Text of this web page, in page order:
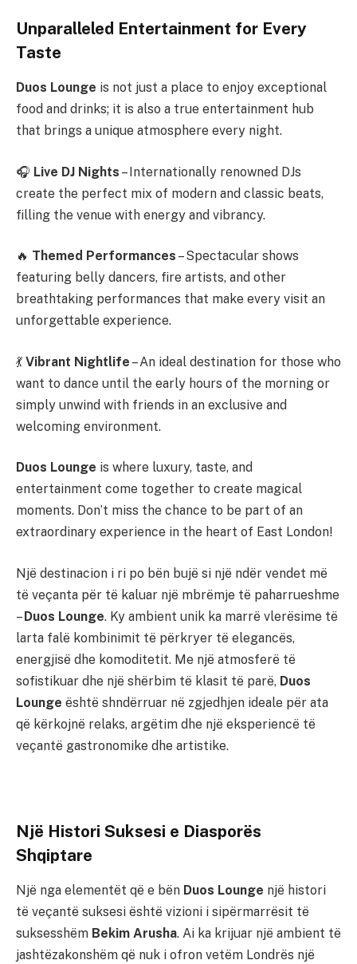
Unparalleled Entertainment for Every
Taste
Duos Lounge is not just a place to enjoy exceptional
food and drinks; it is also a true entertainment hub
that brings a unique atmosphere every night.
🎧 Live DJ Nights – Internationally renowned DJs
create the perfect mix of modern and classic beats,
filling the venue with energy and vibrancy.
🔥 Themed Performances – Spectacular shows
featuring belly dancers, fire artists, and other
breathtaking performances that make every visit an
unforgettable experience.
💃 Vibrant Nightlife – An ideal destination for those who
want to dance until the early hours of the morning or
simply unwind with friends in an exclusive and
welcoming environment.
Duos Lounge is where luxury, taste, and
entertainment come together to create magical
moments. Don’t miss the chance to be part of an
extraordinary experience in the heart of East London!
Një destinacion i ri po bën bujë si një ndër vendet më
të veçanta për të kaluar një mbrëmje të paharrueshme
–Duos Lounge. Ky ambient unik ka marrë vlerësime të
larta falë kombinimit të përkryer të elegancës,
energjisë dhe komoditetit. Me një atmosferë të
sofistikuar dhe një shërbim të klasit të parë, Duos
Lounge është shndërruar në zgjedhjen ideale për ata
që kërkojnë relaks, argëtim dhe një eksperiencë të
veçantë gastronomike dhe artistike.
Një Histori Suksesi e Diasporës
Shqiptare
Një nga elementët që e bën Duos Lounge një histori
të veçantë suksesi është vizioni i sipërmarrësit të
suksesshëm Bekim Arusha. Ai ka krijuar një ambient të
jashtëzakonshëm që nuk i ofron vetëm Londrës një